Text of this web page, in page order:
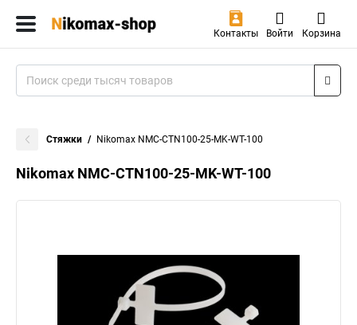
Контакты Войти Корзина
Стяжки Nikomax NMC-CTN100-25-MK-WT-100
Nikomax NMC-CTN100-25-MK-WT-100